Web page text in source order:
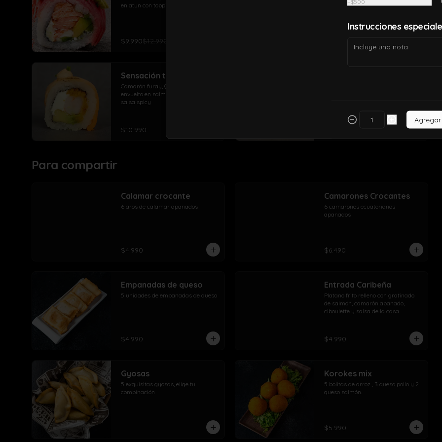
en atun con topping de palta
$9.990$12.990
crema, envuelto en ciboulette con
Sensación take roll
Camarón furay, Queso crema, palta,
envuelto en salmón flameado con
salsa spicy
$10.990
Para compartir
Calamar crocante
6 aros de calamar apanados
$4.990
Camarones Crocantes
6 camarones ecuatorianos
apanados
$6.490
Empanadas de queso
5 unidades de empanadas de queso
$4.990
Entrada Caribeña
Platano frito relleno con gratinado
de salmón, camarón apanado,
ciboulette y salsa de la casa
$4.990
Gyosas
5 exquisitas gyosas, elige tu
combinación
Korokes mix
5 bolitas de arroz , 3 queso pollo y 2
queso salmón.
$5.990
+$500
Instrucciones
Agregar